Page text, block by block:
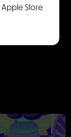
Apple Store